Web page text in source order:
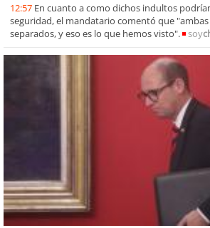
12:57 En cuanto a como dichos indultos
seguridad, el mandatario comentó que
separados, y eso es lo que hemos visto".
soy